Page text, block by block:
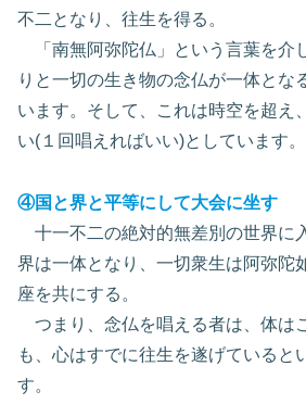
不二となり、往生を得る。
「南無阿弥陀仏」という言葉を介
りと一切の生き物の念仏が一体とな
います。そして、これは時空を超え
い(１回唱えればいい)としています。
④国と界と平等にして大会に坐す
十一不二の絶対的無差別の世界に
界は一体となり、一切衆生は阿弥陀
座を共にする。
つまり、念仏を唱える者は、体は
も、心はすでに往生を遂げていると
す。